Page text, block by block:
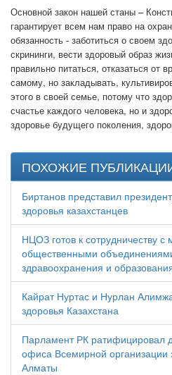
Основной закон нашей станы –
гарантирует всем нам право на
обязанность - заботиться о своем
скрининги, вести здоровый образ
правильно питаться, отказаться от
самому, но закладывать,
этого в своей семье, потому что
счастье каждого человека, но и
здоровье будущего поколения,
ПОХОЖИЕ
Биртанов представил
здоровья казахстанцев
НЦОЗ готов к сотрудничеству
общественными
здравоохранения и
Кайрат Нуртас и Нурлан
здоровья Казахстана
Парламент РК ратифицировал
офиса Всемирной организации
Алматы